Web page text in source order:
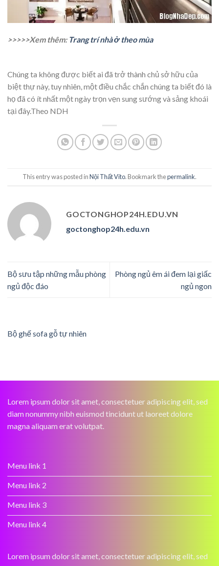
>>>>>Xem thêm: Trang trí nhà ở theo mùa
Chúng ta không được biết ai đã trở thành chủ sở hữu của
biệt thự này, tuy nhiên, một điều chắc chắn chúng ta biết đó là
họ đã có ít nhất một ngày trọn vẹn sung sướng và sảng khoái
tại đây.Theo NDH
This entry was posted inNội Thất Vito. Bookmark thepermalink.
GOCTONGHOP24H.EDU.VN
goctonghop24h.edu.vn
Bộ sưu tập những mẫu phòng
ngủ độc đáo
Phòng ngủ êm ái đem lại giấc
ngủ ngon
Bộ ghế sofa gỗ tự nhiên
Lorem ipsum dolor sit amet, consectetuer adipiscing elit, sed
diam nonummy nibh euismod tincidunt ut laoreet dolore
magna aliquam erat volutpat.
Menu link 1
Menu link 2
Menu link 3
Menu link 4
Lorem ipsum dolor sit amet, consectetuer adipiscing elit, sed